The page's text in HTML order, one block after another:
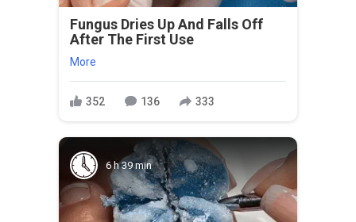
Fungus Dries Up And Falls Off
After The First Use
More
352 136 333
6 h 39 min